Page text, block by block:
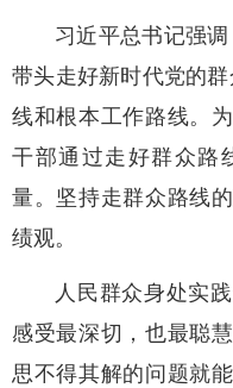
习近平总书记强调
带头走好新时代党的
线和根本工作路线。
干部通过走好群众路
量。坚持走群众路线
绩观。
人民群众身处实
感受最深切，也最聪
思不得其解的问题就